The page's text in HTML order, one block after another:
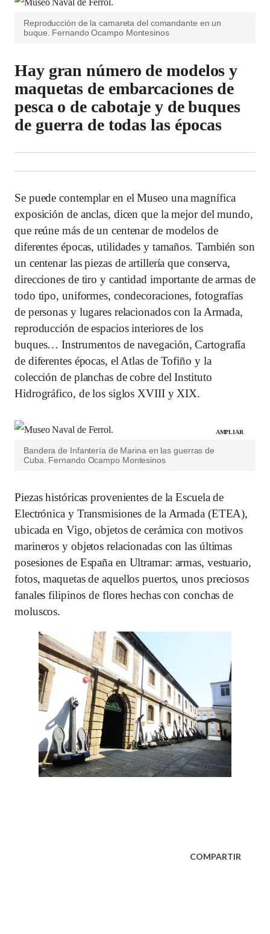
Reproducción de la camareta del comandante en un
buque. Fernando Ocampo Montesinos
Hay gran número de modelos y
maquetas de embarcaciones de
pesca o de cabotaje y de buques
de guerra de todas las épocas
Se puede contemplar en el Museo una magnífica
exposición de anclas, dicen que la mejor del mundo,
que reúne más de un centenar de modelos de
diferentes épocas, utilidades y tamaños. También son
un centenar las piezas de artillería que conserva,
direcciones de tiro y cantidad importante de armas de
todo tipo, uniformes, condecoraciones, fotografías
de personas y lugares relacionados con la Armada,
reproducción de espacios interiores de los
buques… Instrumentos de navegación, Cartografía
de diferentes épocas, el Atlas de Tofiño y la
colección de planchas de cobre del Instituto
Hidrográfico, de los siglos XVIII y XIX.
AMPLIAR
Bandera de Infantería de Marina en las guerras de
Cuba. Fernando Ocampo Montesinos
Piezas históricas provenientes de la Escuela de
Electrónica y Transmisiones de la Armada (ETEA),
ubicada en Vigo, objetos de cerámica con motivos
marineros y objetos relacionadas con las últimas
posesiones de España en Ultramar: armas, vestuario,
fotos, maquetas de aquellos puertos, unos preciosos
fanales filipinos de flores hechas con conchas de
moluscos.
COMPARTIR